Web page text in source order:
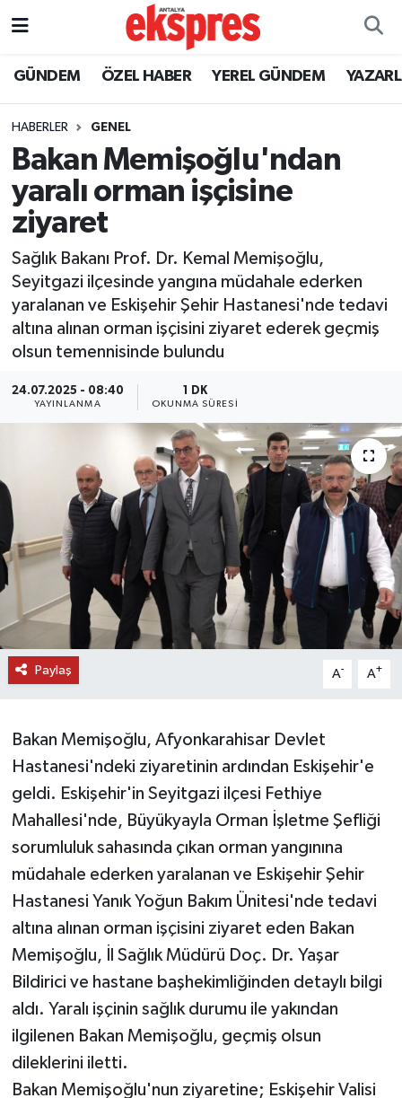
GÜNDEM ÖZEL HABER YEREL GÜNDEM
HABERLER GENEL
Bakan Memişoğlu'ndan
yaralı orman işçisine
ziyaret
Sağlık Bakanı Prof. Dr. Kemal Memişoğlu,
Seyitgazi ilçesinde yangına müdahale ederken
yaralanan ve Eskişehir Şehir Hastanesi'nde tedavi
altına alınan orman işçisini ziyaret ederek geçmiş
olsun temennisinde bulundu
24.07.2025 - 08:40
YAYINLANMA
1 DK
OKUNMA SÜRESI
Paylaş A- A+
Bakan Memişoğlu, Afyonkarahisar Devlet
Hastanesi'ndeki ziyaretinin ardından Eskişehir'e
geldi. Eskişehir'in Seyitgazi ilçesi Fethiye
Mahallesi'nde, Büyükyayla Orman İşletme Şefliği
sorumluluk sahasında çıkan orman yangınına
müdahale ederken yaralanan ve Eskişehir Şehir
Hastanesi Yanık Yoğun Bakım Ünitesi'nde tedavi
altına alınan orman işçisini ziyaret eden Bakan
Memişoğlu, İl Sağlık Müdürü Doç. Dr. Yaşar
Bildirici ve hastane başhekimliğinden detaylı bilgi
aldı. Yaralı işçinin sağlık durumu ile yakından
ilgilenen Bakan Memişoğlu, geçmiş olsun
dileklerini iletti.
Bakan Memişoğlu'nun ziyaretine; Eskişehir Valisi
ÖZEL HABER
YEREL GÜNDEM
EKONOMİ
KÜLTÜR - SANAT
SİYASET
SAĞLIK
EĞİTİM
TURİZM
RÖPORTAJ
VİDEO HABERLER
YAZARLAR
Nöbetçi Eczaneler
Trafik Durumu
Süper Lig Puan Durumu ve Fikstür
Tüm Manşetler
Son Dakika Haberleri
Haber Arşivi